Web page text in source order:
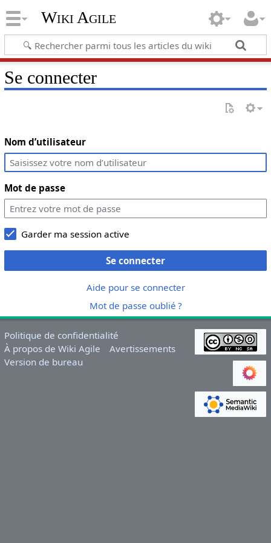
Wiki Agile
Se connecter
Nom d’utilisateur
Mot de passe
Garder ma session active
Se connecter
Aide pour se connecter
Mot de passe oublié ?
Politique de confidentialité
À propos de Wiki Agile
Avertissements
Version de bureau